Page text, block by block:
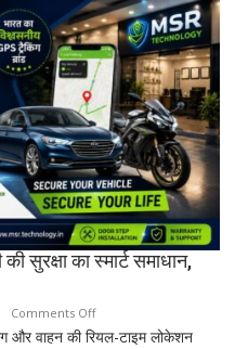
का
अनमोल
खजाना,
375
वर्ष
पुरानी
तालपत्र
पांडुलिपि
सहित
38
दुर्लभ
का स्मार्ट समाधान,
Comments Offon
MSR
और वाहन की रियल-टाइम लोकेशन